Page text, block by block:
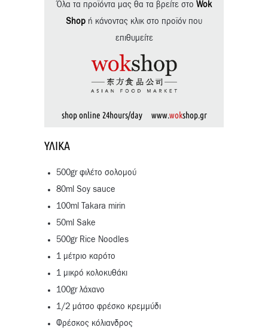
Όλα τα προϊόντα μας θα τα βρείτε στο Wok
Shop ή κάνοντας κλικ στο προϊόν που
επιθυμείτε
shop online 24hours/day www.wokshop.gr
ΥΛΙΚΆ
500gr φιλέτο σολομού
80ml Soy sauce
100ml Takara mirin
50ml Sake
500gr Rice Noodles
1 μέτριο καρότο
1 μικρό κολοκυθάκι
100gr λάχανο
1/2 μάτσο φρέσκο κρεμμύδι
Φρέσκος κόλιανδρος